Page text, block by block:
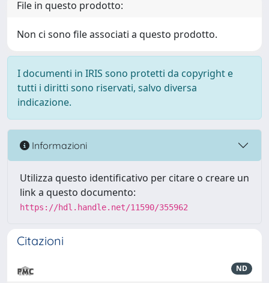
File in questo prodotto:
Non ci sono file associati a questo prodotto.
I documenti in IRIS sono protetti da copyright e
tutti i diritti sono riservati, salvo diversa
indicazione.
Informazioni
Utilizza questo identificativo per citare o creare un
link a questo documento:
https://hdl.handle.net/11590/355962
Citazioni
ND